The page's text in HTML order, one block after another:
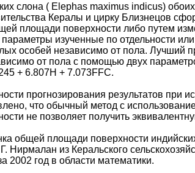
слона ( Elephas maximus indicus)
Кералы и цирку Близнецов
площади поверхности либо путем
изученные по отдельности
особей независимо от пола.
от пола с помощью двух
+ 6.807H + 7.073FFC.
прогнозирования результатов при
что обычный метод с
не позволяет получить
общей площади поверхности
Нирмалан из Керальского
2002 год в области математики.